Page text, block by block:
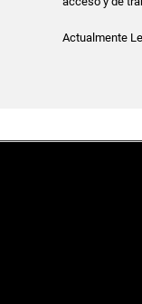
Actualmente